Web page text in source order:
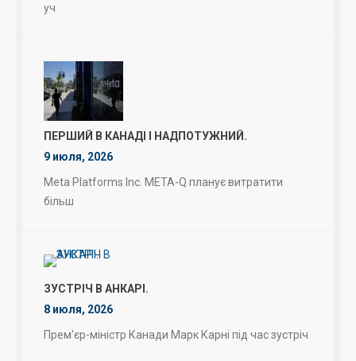
уч
ПЕРШИЙ В КАНАДІ І НАДПОТУЖНИЙ.
9 июля, 2026
Meta Platforms Inc. META-Q планує витратити
більш
ЗУСТРІЧ В АНКАРІ.
8 июля, 2026
Прем'єр-міністр Канади Марк Карні під час зустріч